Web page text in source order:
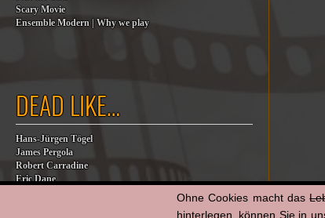
Scary Movie
Ensemble Modern | Why we play
DEAD LIKE…
Hans-Jürgen Tögel
James Pergola
Robert Carradine
Eric Dane
Ohne Cookies macht das
hinterlegen, können Sie in